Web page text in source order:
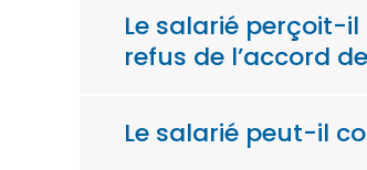
Le salarié perçoit-
refus de l’accord
Le salarié peut-il